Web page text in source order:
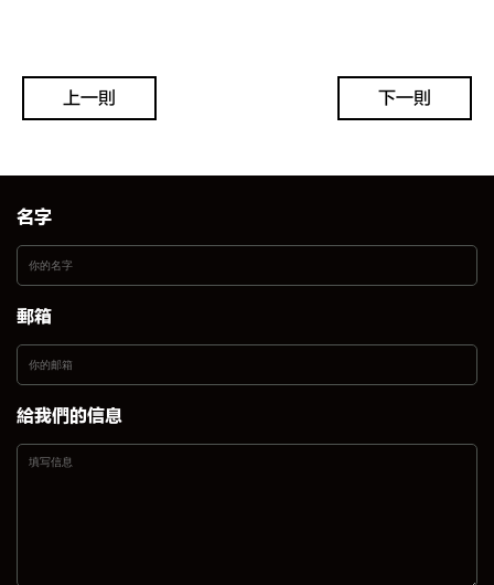
上一则 下一则
名字
邮箱
给我们的信息